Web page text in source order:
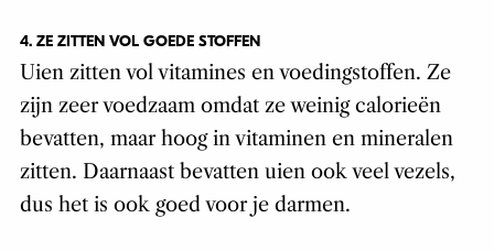
4. ZE ZITTEN VOL GOEDE STOFFEN
Uien zitten vol vitamines en voedingstoffen. Ze
zijn zeer voedzaam omdat ze weinig calorieën
bevatten, maar hoog in vitaminen en mineralen
zitten. Daarnaast bevatten uien ook veel vezels,
dus het is ook goed voor je darmen.